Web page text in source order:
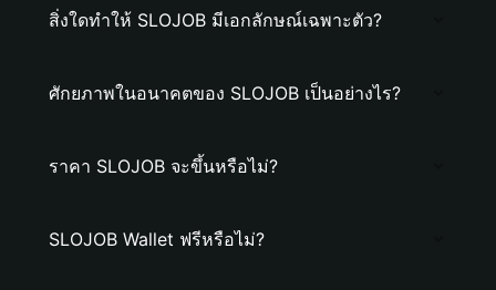
สิ่งใดทำให้ SLOJOB มีเอกลักษณ์เฉพาะตัว?
ศักยภาพในอนาคตของ SLOJOB เป็นอย่างไร?
ราคา SLOJOB จะขึ้นหรือไม่?
SLOJOB Wallet ฟรีหรือไม่?